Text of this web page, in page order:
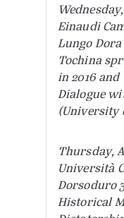
Einaudi
Lungo Dora
Tochina
in 2016
Dialogue
(University
Thursday,
Università
Dorsoduro
Historical